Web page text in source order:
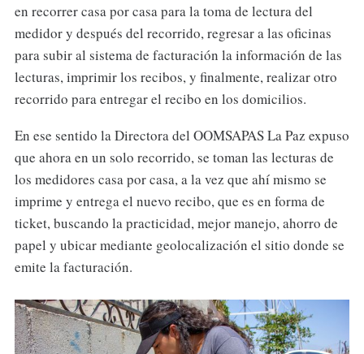
en recorrer casa por casa para la toma de lectura del
medidor y después del recorrido, regresar a las oficinas
para subir al sistema de facturación la información de las
lecturas, imprimir los recibos, y finalmente, realizar otro
recorrido para entregar el recibo en los domicilios.
En ese sentido la Directora del OOMSAPAS La Paz expuso
que ahora en un solo recorrido, se toman las lecturas de
los medidores casa por casa, a la vez que ahí mismo se
imprime y entrega el nuevo recibo, que es en forma de
ticket, buscando la practicidad, mejor manejo, ahorro de
papel y ubicar mediante geolocalización el sitio donde se
emite la facturación.